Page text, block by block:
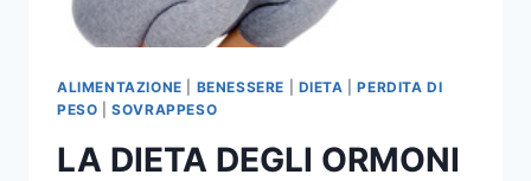
ALIMENTAZIONE BENESSERE DIETA |PERDITA DI
PESO |SOVRAPPESO
LA DIETA DEGLI ORMONI